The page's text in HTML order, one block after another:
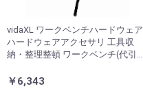
vidaXL ワークベンチハードウェア
ハードウェアアクセサリ 工具収
納・整理整頓 ワークベンチ(代引不
￥6,343